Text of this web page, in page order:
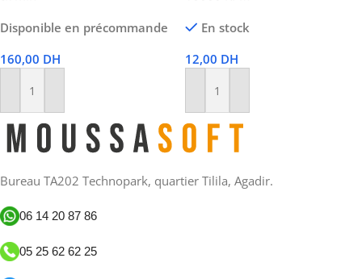
Disponible en précommande
160,00 DH
Ajouter Au Panier
En stock
12,00 DH
Ajouter Au Panier
Bureau TA202 Technopark, quartier Tilila, Agadir.
06 14 20 87 86
05 25 62 62 25